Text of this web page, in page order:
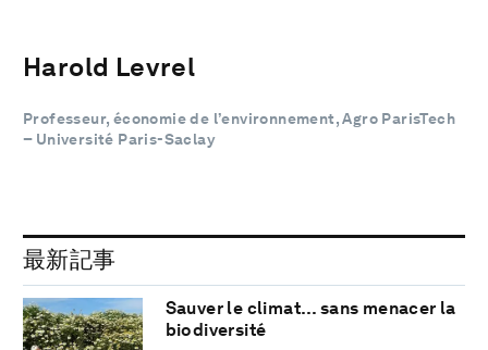
Harold Levrel
Professeur, économie de l’environnement, Agro ParisTech
– Université Paris-Saclay
最新記事
Sauver le climat… sans menacer la
biodiversité